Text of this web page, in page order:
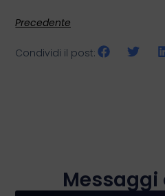
Precedente
Condividi il post: